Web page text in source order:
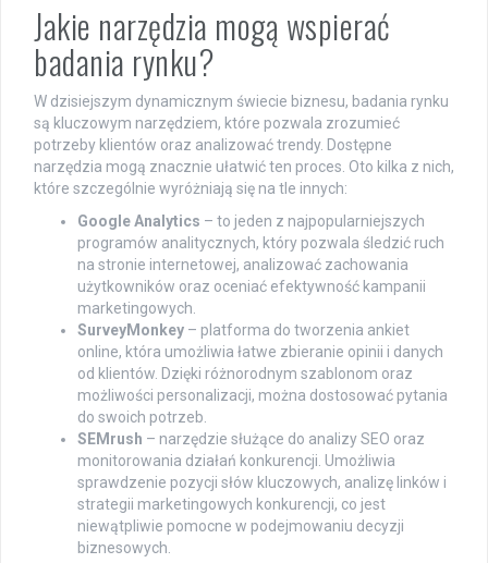
Jakie narzędzia mogą wspierać
badania rynku?
W dzisiejszym dynamicznym świecie biznesu, badania rynku
są kluczowym narzędziem, które pozwala zrozumieć
potrzeby klientów oraz analizować trendy. Dostępne
narzędzia mogą znacznie ułatwić ten proces. Oto kilka z nich,
które szczególnie wyróżniają się na tle innych:
Google Analytics – to jeden z najpopularniejszych
programów analitycznych, który pozwala śledzić ruch
na stronie internetowej, analizować zachowania
użytkowników oraz oceniać efektywność kampanii
marketingowych.
SurveyMonkey – platforma do tworzenia ankiet
online, która umożliwia łatwe zbieranie opinii i danych
od klientów. Dzięki różnorodnym szablonom oraz
możliwości personalizacji, można dostosować pytania
do swoich potrzeb.
SEMrush – narzędzie służące do analizy SEO oraz
monitorowania działań konkurencji. Umożliwia
sprawdzenie pozycji słów kluczowych, analizę linków i
strategii marketingowych konkurencji, co jest
niewątpliwie pomocne w podejmowaniu decyzji
biznesowych.